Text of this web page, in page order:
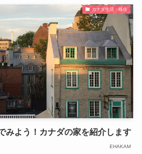
カナダ生活・移住
みよう！カナダの家を紹介します
EHAKAM